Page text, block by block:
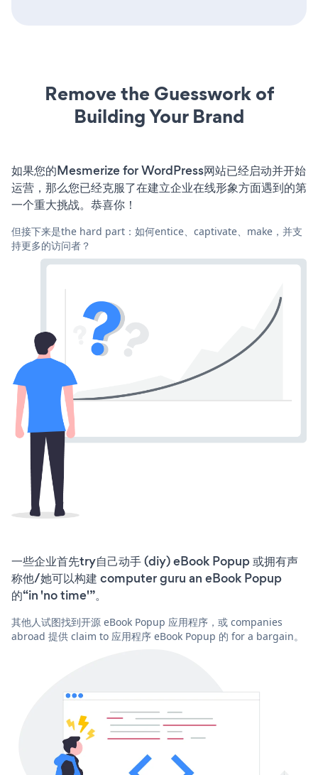
Remove the Guesswork of
Building Your Brand
如果您的Mesmerize for WordPress网站已经启动并开始
运营，那么您已经克服了在建立企业在线形象方面遇到的第
一个重大挑战。恭喜你！
但接下来是the hard part：如何entice、captivate、make，并支
持更多的访问者？
一些企业首先try自己动手 (diy) eBook Popup 或拥有声
称他/她可以构建 computer guru an eBook Popup
的“in 'no time'”。
其他人试图找到开源 eBook Popup 应用程序，或 companies
abroad 提供 claim to 应用程序 eBook Popup 的 for a bargain。